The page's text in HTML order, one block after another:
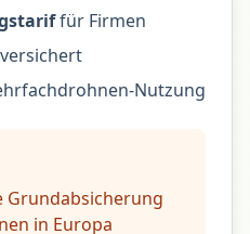
für Firmen
versichert
Nutzung
Grundabsicherung
in Europa